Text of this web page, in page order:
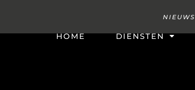
NIEUWS
HOME DIENSTEN